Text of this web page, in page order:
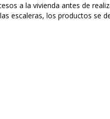
a la vivienda antes de
escaleras, los productos se